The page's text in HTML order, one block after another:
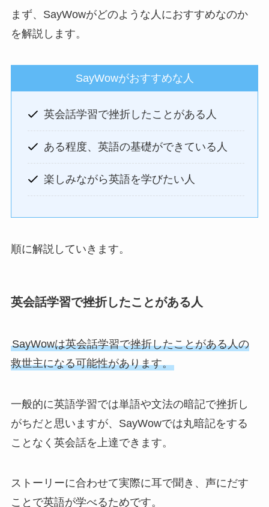
まず、SayWowがどのような人におすすめなのか
を解説します。
SayWowがおすすめな人
英会話学習で挫折したことがある人
ある程度、英語の基礎ができている人
楽しみながら英語を学びたい人
順に解説していきます。
英会話学習で挫折したことがある人
SayWowは英会話学習で挫折したことがある人の
救世主になる可能性があります。
一般的に英語学習では単語や文法の暗記で挫折し
がちだと思いますが、SayWowでは丸暗記をする
ことなく英会話を上達できます。
ストーリーに合わせて実際に耳で聞き、声にだす
ことで英語が学べるためです。